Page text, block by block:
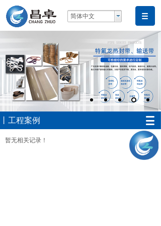
简体中文
丨工程案例
暂无相关记录！